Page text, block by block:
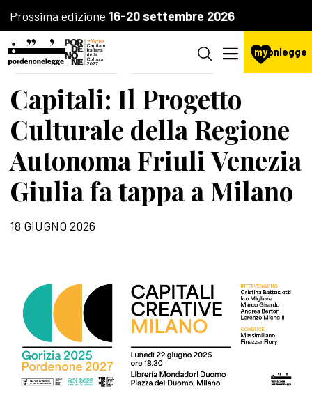
Prossima edizione 16-20 settembre 2026
mypnlegge
AGENZIA CULTURALE
Capitali: Il Progetto
Culturale della Regione
Autonoma Friuli Venezia
Giulia fa tappa a Milano
18 GIUGNO 2026